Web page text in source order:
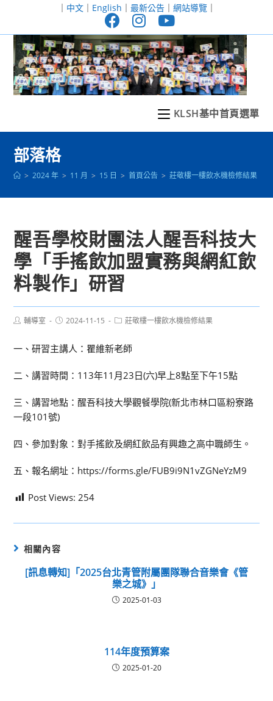
至
｜ 中文｜ English ｜ 最新公告｜ 網站導覽｜
KLSH基中首頁選單
部落格
> 2024 年 > 11 月 > 15 日 > 首頁公告 > 莊敬樓一樓飲水機檢修結果
醒吾學校財團法人醒吾科技大
學「手搖飲加盟實務與網紅飲
料製作」研習
Post輔導室
Post2024-11-15
Post莊敬樓一樓飲水機檢修結果
一、研習主講人：瞿維新老師
二、講習時間：113年11月23日(六)早上8點至下午15點
三、講習地點：醒吾科技大學觀餐學院(新北市林口區粉寮路
一段101號)
四、參加對象：對手搖飲及網紅飲品有興趣之高中職師生。
五、報名網址：https://forms.gle/FUB9i9N1vZGNeYzM9
Post Views: 254
相關內容
[訊息轉知]「2025台北青管附屬團隊聯合音樂會《管
樂之城》」
2025-01-03
114年度預算案
2025-01-20